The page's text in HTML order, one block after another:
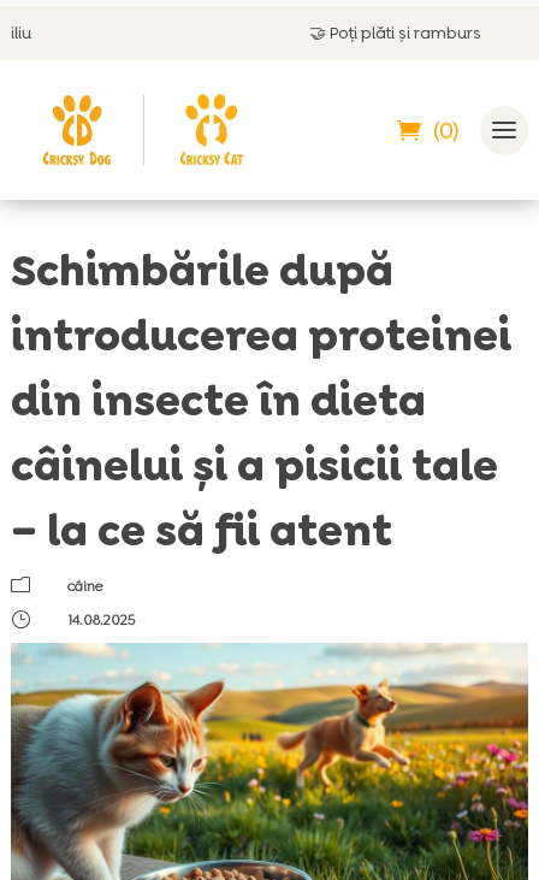
Poți plăti și ramburs
(0)
Schimbările după
introducerea proteinei
din insecte în dieta
câinelui și a pisicii tale
– la ce să fii atent
m
câine
}
14.08.2025